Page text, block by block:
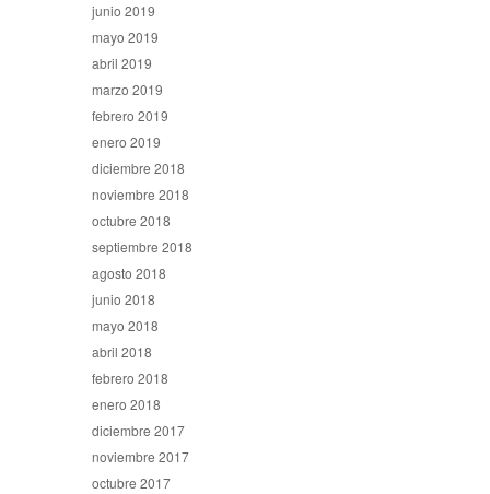
junio 2019
mayo 2019
abril 2019
marzo 2019
febrero 2019
enero 2019
diciembre 2018
noviembre 2018
octubre 2018
septiembre 2018
agosto 2018
junio 2018
mayo 2018
abril 2018
febrero 2018
enero 2018
diciembre 2017
noviembre 2017
octubre 2017